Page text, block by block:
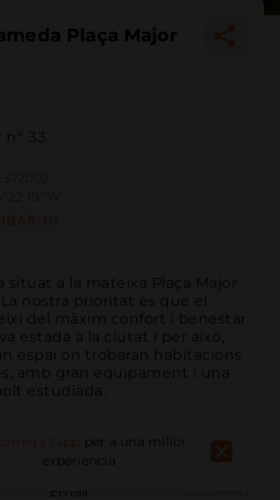
Plaça Major
nº 33.
situat a la mateixa Plaça Major
nostra prioritat és que el
del màxim confort i benestar
estada a la ciutat i per això,
espai on trobaran habitacions
amb gran equipament i una
estudiada.
Email
per a una millor
experiència